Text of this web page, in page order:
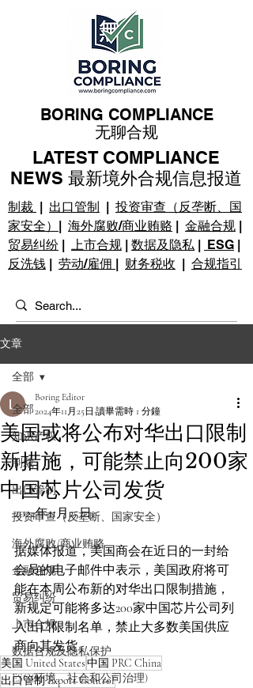
制裁 | 出口管制 | 投资审查（反垄断、国
家安全） | 海外腐败/商业贿赂 | 金融合规 |
贸易纠纷 | 上市合规 | 数据及隐私 | ESG |
反洗钱 | 劳动/雇佣 | 财务税收 | 合规指引
BORING COMPLIANCE
无聊合规
LATEST COMPLIANCE
NEWS 最新境外合规信息报道
文章
全部
知识产权
制裁
出口管制
投资审查（反垄断、国家安全）
海外腐败/商业贿赂
金融合规
贸易纠纷
上市合规
数据合规及隐私保护
ESG(环境、社会和公司治理)
全部
美国或将公布对华出口限制
新措施，可能禁止向200家
中国芯片公司发货
Boring Editor
2024年11月25日 讀畢需時 1 分鐘
2024年11月25日
据媒体报道，美国商会在近日的一封给
会员的电子邮件中表示，美国政府将可
能在本周公布新的对华出口限制措施，
新规定可能将多达200家中国芯片公司列
入出口限制名单，禁止大多数美国供应
商向其发货。
美国 United States中国 PRC China
出口管制 Export Control